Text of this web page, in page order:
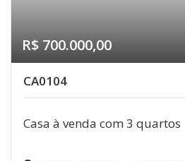
R$ 700.000,00
CA0104
Casa à venda com 3 quartos